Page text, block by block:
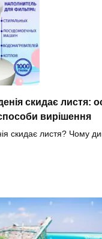
скидає листя:
вирішення
скидає листя? Чому